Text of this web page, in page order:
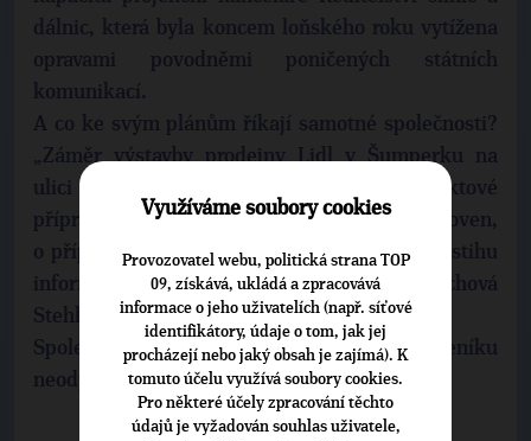
dálnic, která byla koncem loňského roku vytížena
opravami povodněmi poničených státních
komunikací.
A co ke svým plánům říkají samotné společnosti?
„Záměr výstavby prodejny Lidl v Šumperku na
ulici Šumavská je aktuálně ve fázi projektové
přípravy. Termín výstavby zatím není stanoven,
o případném zahájení stavby budeme v předstihu
informovat,“ uvedla mluvčí Lidlu Eliška Froschová
Stehlíková.
Společnost BM Land Česko na dotazy Deníku
neodpověděla.
Využíváme soubory cookies
Provozovatel webu, politická strana TOP
09, získává, ukládá a zpracovává
informace o jeho uživatelích (např. síťové
identifikátory, údaje o tom, jak jej
procházejí nebo jaký obsah je zajímá). K
tomuto účelu využívá soubory cookies.
Pro některé účely zpracování těchto
údajů je vyžadován souhlas uživatele,